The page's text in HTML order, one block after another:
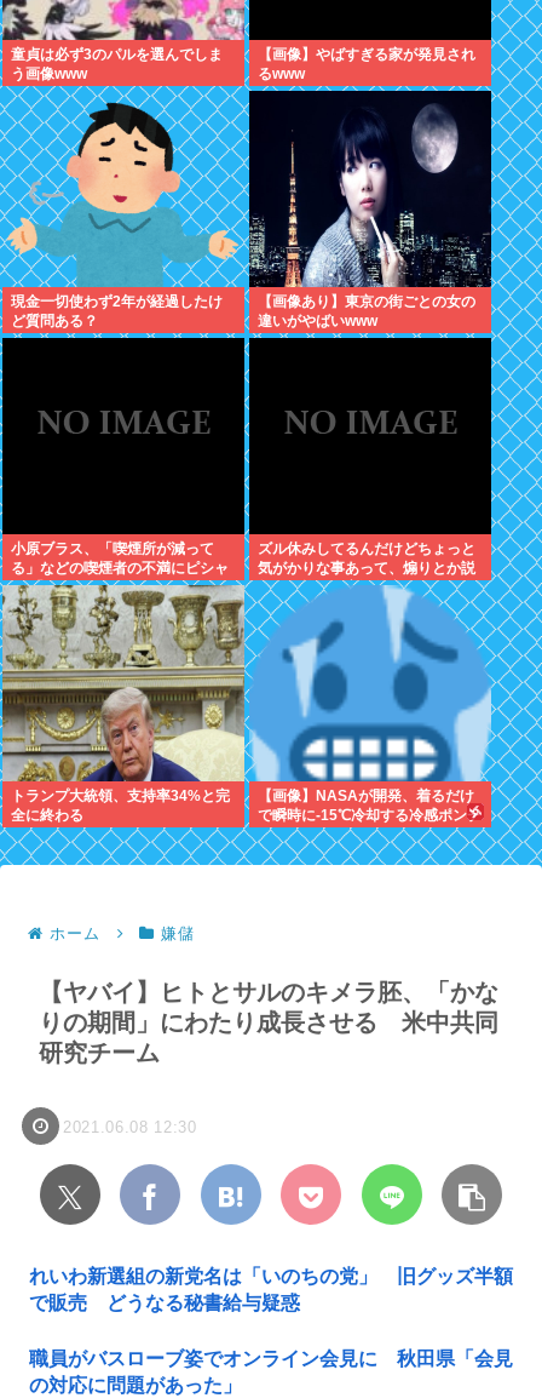
童貞は必ず3のパルを選んでしま
う画像www
【画像】やばすぎる家が発見され
るwww
現金一切使わず2年が経過したけ
ど質問ある？
【画像あり】東京の街ごとの女の
違いがやばいwww
小原ブラス、「喫煙所が減って
る」などの喫煙者の不満にピシャ
リ 「じゃあやめれば？タバコなん
て家でだけ吸ってればいい」
ズル休みしてるんだけどちょっと
気がかりな事あって、煽りとか説
教とか抜きに客観的意見くれる人
だけきてくれ
トランプ大統領、支持率34%と完
全に終わる
【画像】NASAが開発、着るだけ
で瞬時に-15℃冷却する冷感ポンチ
ョ3,980円！
ホーム 嫌儲
【ヤバイ】ヒトとサルのキメラ胚、「かな
りの期間」にわたり成長させる 米中共同
研究チーム
2021.06.08 12:30
れいわ新選組の新党名は「いのちの党」 旧グッズ半額
で販売 どうなる秘書給与疑惑
職員がバスローブ姿でオンライン会見に 秋田県「会見
の対応に問題があった」